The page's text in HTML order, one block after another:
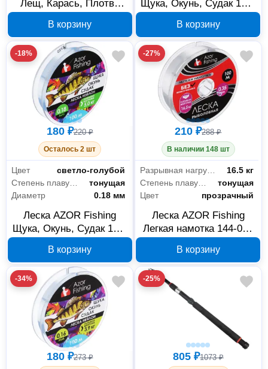
Лещ, Карась, Плотва
0.14 мм 2.80 кг
В корзину
Щука, Окунь, Судак 144-
мм 2.8 кг
В корзину
-18%
180 ₽220 ₽
Осталось 2 шт
Цвет
светло-голубой
тонущая
Диаметр
0.18 мм
Леска AZOR Fishing
Щука, Окунь, Судак 144-
мм 5 кг
В корзину
-27%
210 ₽288 ₽
В наличии 148 шт
Разрывная нагрузка
16.5 кг
Степень плавучести
тонущая
Цвет
прозрачный
Леска AZOR Fishing
Легкая намотка 144-059
16.5 кг
В корзину
-34%
180 ₽273 ₽
-25%
805 ₽1073 ₽